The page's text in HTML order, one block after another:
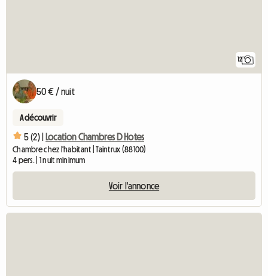
12
50 € / nuit
A découvrir
5 (2) | Location Chambres D Hotes
Chambre chez l'habitant | Taintrux (88100)
4 pers. | 1 nuit minimum
Voir l'annonce